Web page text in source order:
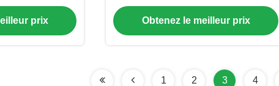
de 16,7M
prix
pixels
Obtenez le meilleur prix
1 2 3 4